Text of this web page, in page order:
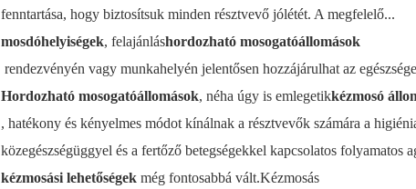
fenntartása, hogy biztosítsuk minden résztvevő jólétét. A megfelelő...
mosdóhelyiségek, felajánláshordozható mosogatóállomások
rendezvényén vagy munkahelyén jelentősen hozzájárulhat az
Hordozható mosogatóállomások, néha úgy is emlegetikkézmosó
, hatékony és kényelmes módot kínálnak a résztvevők számára a
közegészségüggyel és a fertőző betegségekkel kapcsolatos folyamatos
kézmosási lehetőségek még fontosabbá vált.Kézmosás